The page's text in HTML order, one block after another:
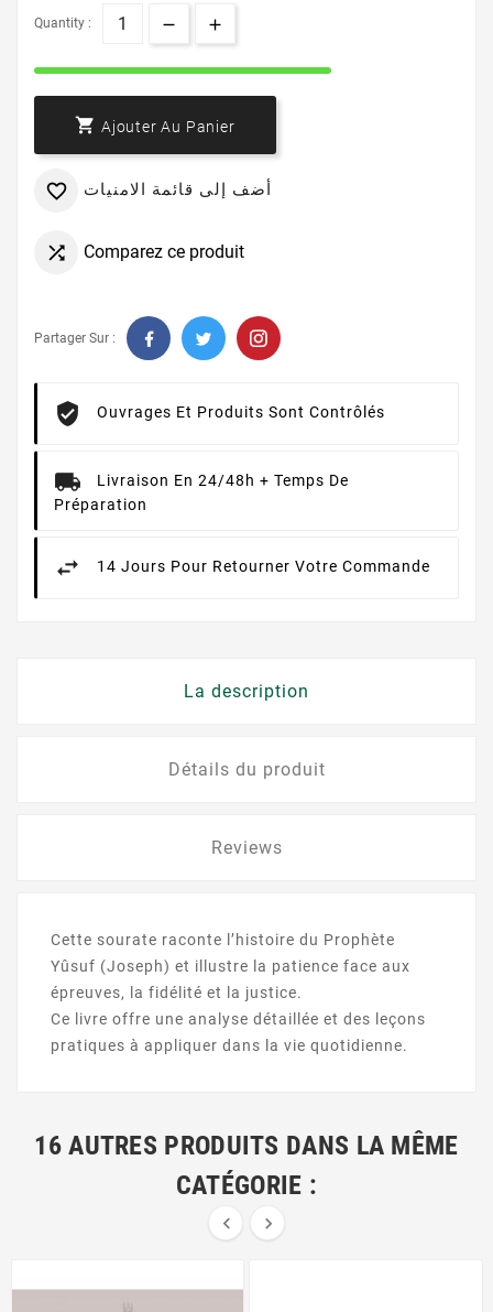
Quantity :
 Ajouter Au Panier
 أضف إلى قائمة الامنيات
 Comparez ce produit
Partager Sur :
Ouvrages Et Produits Sont Contrôlés
Livraison En 24/48h + Temps De
Préparation
14 Jours Pour Retourner Votre Commande
La description
Détails du produit
Reviews
Cette sourate raconte l’histoire du Prophète
Yûsuf (Joseph) et illustre la patience face aux
épreuves, la fidélité et la justice.
Ce livre offre une analyse détaillée et des leçons
pratiques à appliquer dans la vie quotidienne.
16 AUTRES PRODUITS DANS LA MÊME
CATÉGORIE :
 